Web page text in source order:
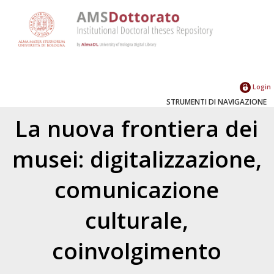
Login
STRUMENTI DI NAVIGAZIONE
La nuova frontiera dei
musei: digitalizzazione,
comunicazione
culturale,
coinvolgimento